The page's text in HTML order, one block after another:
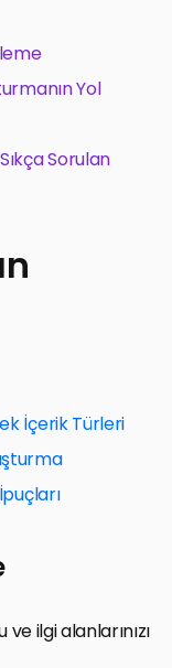
Yol
Sorulan
İçerik Türleri
ilgi alanlarınızı